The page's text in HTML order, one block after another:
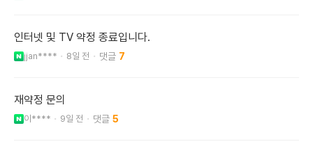
인터넷 및 TV 약정 종료입니다.
jjan**** 8일 전 7
재약정 문의
이**** 9일 전 5